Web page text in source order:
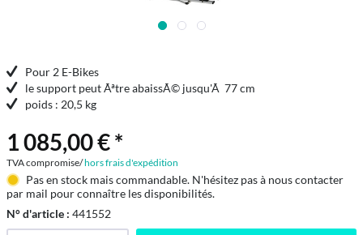
Pour 2 E-Bikes
le support peut Ãªtre abaissÃ© jusqu'Ã 77 cm
poids : 20,5 kg
1 085,00 € *
TVA compromise/hors frais d'expédition
Pas en stock mais commandable. N'hésitez pas à nous contacter
par mail pour connaître les disponibilités.
N° d'article : 441552